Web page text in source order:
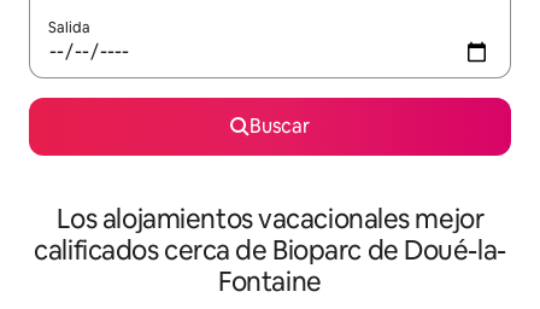
Salida
Buscar
Los alojamientos vacacionales mejor
calificados cerca de Bioparc de Doué-la-
Fontaine